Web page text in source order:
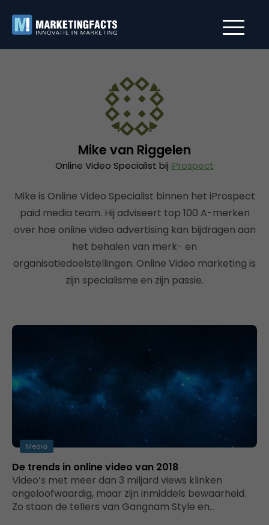
Mike van Riggelen
Online Video Specialist bij IProspect
Mike is Online Video Specialist binnen het iProspect
paid media team. Hij adviseert top 100 A-merken
over hoe online video advertising kan bijdragen aan
het behalen van merk- en
organisatiedoelstellingen. Online Video marketing is
zijn specialisme en zijn passie.
Media
De trends in online video van 2018
Video’s met meer dan 3 miljard views klinken
ongeloofwaardig, maar zijn inmiddels bewaarheid.
Zo staan de tellers van Gangnam Style en…